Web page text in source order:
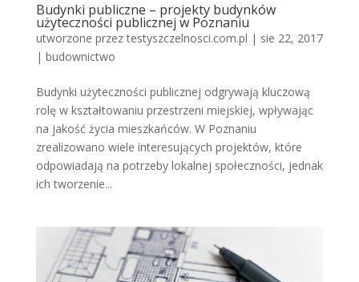
Budynki publiczne – projekty budynków
użyteczności publicznej w Poznaniu
utworzone przeztestyszczelnosci.com.pl | sie 22, 2017
| budownictwo
Budynki użyteczności publicznej odgrywają kluczową
rolę w kształtowaniu przestrzeni miejskiej, wpływając
na jakość życia mieszkańców. W Poznaniu
zrealizowano wiele interesujących projektów, które
odpowiadają na potrzeby lokalnej społeczności, jednak
ich tworzenie...